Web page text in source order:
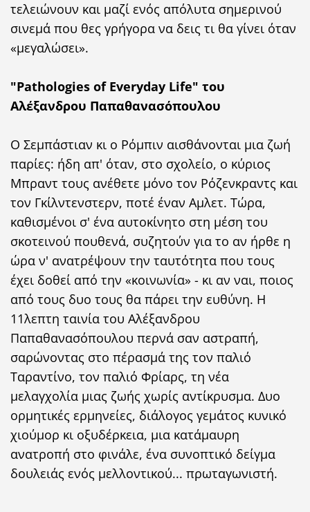
τελειώνουν και μαζί ενός απόλυτα σημερινού
σινεμά που θες γρήγορα να δεις τι θα γίνει όταν
«μεγαλώσει».
"Pathologies of Everyday Life" του
Αλέξανδρου Παπαθανασόπουλου
Ο Σεμπάστιαν κι ο Ρόμπιν αισθάνονται μια ζωή
παρίες: ήδη απ' όταν, στο σχολείο, ο κύριος
Μπραντ τους ανέθετε μόνο τον Ρόζενκραντς και
τον Γκίλντενστερν, ποτέ έναν Αμλετ. Τώρα,
καθισμένοι σ' ένα αυτοκίνητο στη μέση του
σκοτεινού πουθενά, συζητούν για το αν ήρθε η
ώρα ν' ανατρέψουν την ταυτότητα που τους
έχει δοθεί από την «κοινωνία» - κι αν ναι, ποιος
από τους δυο τους θα πάρει την ευθύνη. Η
11λεπτη ταινία του Αλέξανδρου
Παπαθανασόπουλου περνά σαν αστραπή,
σαρώνοντας στο πέρασμά της τον παλιό
Ταραντίνο, τον παλιό Φρίαρς, τη νέα
μελαγχολία μιας ζωής χωρίς αντίκρυσμα. Δυο
ορμητικές ερμηνείες, διάλογος γεμάτος κυνικό
χιούμορ κι οξυδέρκεια, μια κατάμαυρη
ανατροπή στο φινάλε, ένα συνοπτικό δείγμα
δουλειάς ενός μελλοντικού... πρωταγωνιστή.